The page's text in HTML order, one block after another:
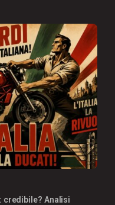
credibile? Analisi